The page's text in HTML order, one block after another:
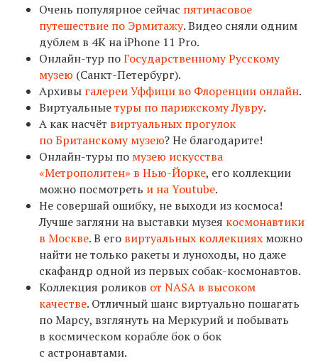
Очень популярное сейчас пятичасовое
путешествие по Эрмитажу. Видео сняли одним
дублем в 4К на iPhone 11 Pro.
Онлайн-тур поГосударственному Русскому
музею (Санкт-Петербург).
Архивы галереи Уффици во Флоренции онлайн.
Виртуальныетуры по парижскому Лувру.
А как насчёт виртуальных прогулок
по Британскому музею? Не благодарите!
Онлайн-туры по музею искусства
«Метрополитен» в Нью-Йорке, его коллекции
можно посмотреть и на Youtube.
Не совершай ошибку, не выходи из космоса!
Лучше загляни на выставки музея космонавтики
в Москве. В его виртуальных коллекциях можно
найти не только ракеты и луноходы, но даже
скафандр одной из первых собак-космонавтов.
Коллекция роликов от NASA в высоком
качестве. Отличный шанс виртуально пошагать
по Марсу, взглянуть на Меркурий и побывать
в космическом корабле бок о бок
с астронавтами.